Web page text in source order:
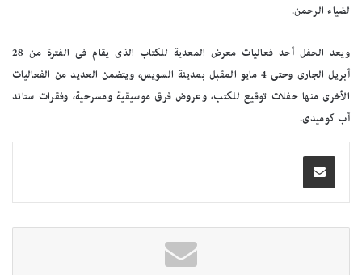
لضياء الرحمن.
ويعد الحفل أحد فعاليات معرض المعدية للكتاب الذى يقام فى الفترة من 28
أبريل الجارى وحتى 4 مايو المقبل بمدينة السويس، ويتضمن العديد من الفعاليات
الأخرى منها حفلات توقيع للكتب، وعروض فرق موسيقية ومسرحية، وفقرات ستاند
أب كوميدى.